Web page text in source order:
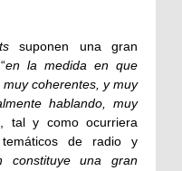
suponen una gran
en la medida en que
coherentes, y muy
hablando, muy
tal y como ocurriera
de radio y
constituye una gran